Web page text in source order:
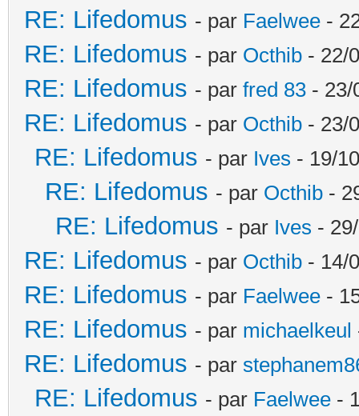
RE: Lifedomus - par Faelwee -
RE: Lifedomus - par Octhib - 22/
RE: Lifedomus - par fred 83 - 23/
RE: Lifedomus - par Octhib - 23/
RE: Lifedomus - par Ives - 19/
RE: Lifedomus - par Octhib -
RE: Lifedomus - par Ives -
RE: Lifedomus - par Octhib - 14/
RE: Lifedomus - par Faelwee -
RE: Lifedomus - par michaelkeul
RE: Lifedomus - par
RE: Lifedomus - par Faelwee -